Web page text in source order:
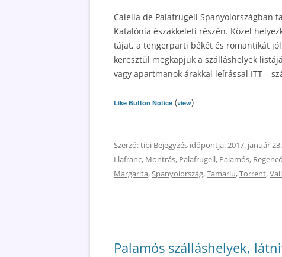
Calella de Palafrugell Spanyolországban
Katalónia északkeleti részén. Közel
tájat, a tengerparti békét és romantikát
keresztül megkapjuk a szálláshelyek
vagy apartmanok árakkal leírással ITT –
Like Button Notice (view)
Szerző:tibi Bejegyzés időpontja:2017. január 23.
Llafranc, Montrás, Palafrugell, Palamós,
Margarita,Spanyolország,Tamariu,Torrent,
Palamós szálláshelyek,